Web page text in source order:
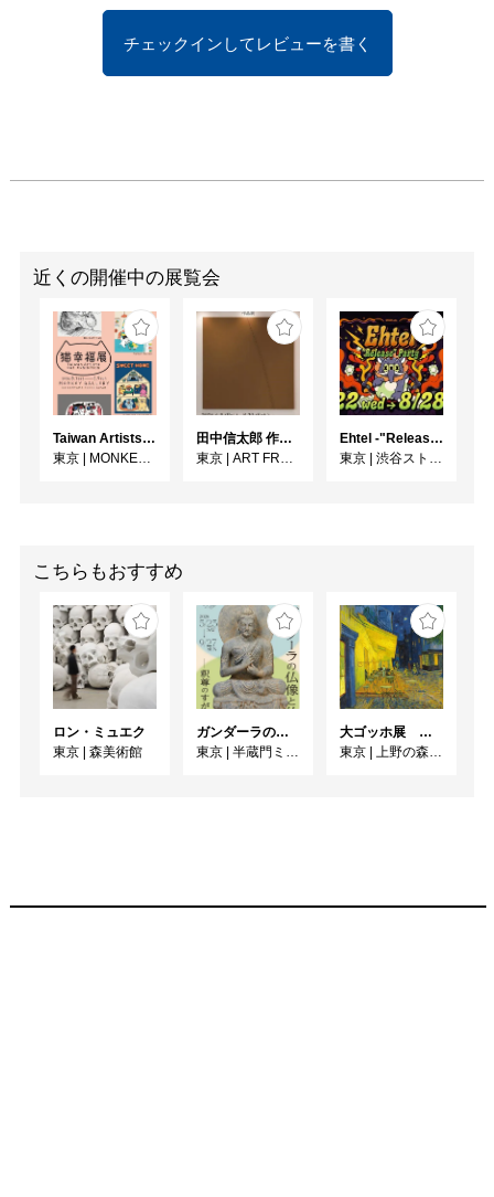
残暑厳しい季節ではあり
を求めて、ふらりと街を
散策するような気持ちで
チェックインしてレビューを書く
近くの開催中の展覧会
Taiwan Artists Cat Exhibition「猫幸福展」
東京
MONKEY GALLERY
田中信太郎 作品展
東京
ART FRONT GALLERY
Ehtel -"Release" Party
東京
渋谷ストリームホール
こちらもおすすめ
ロン・ミュエク
東京
森美術館
ガンダーラの仏像と仏伝ー釈尊のすがたー
東京
半蔵門ミュージアム
大ゴッホ展 夜のカフェテラス
東京
上野の森美術館